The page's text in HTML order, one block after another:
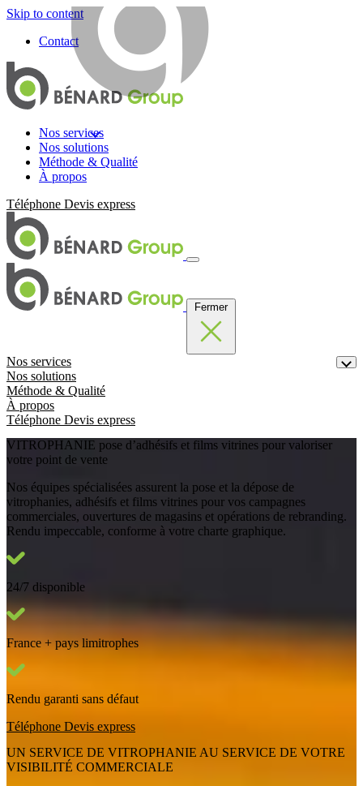
Skip to content
Contact
Nos services
Nos solutions
Méthode & Qualité
À propos
Téléphone Devis express
Fermer
Nos services
Nos solutions
Méthode & Qualité
À propos
Téléphone Devis express
VITROPHANIE pose d’adhésifs et films vitrines pour valoriser
votre point de vente
Nos équipes spécialisées assurent la pose et la dépose de
vitrophanies, adhésifs et films vitrines pour vos campagnes
commerciales, ouvertures de magasins et opérations de rebranding.
Rendu impeccable, conforme à votre charte graphique.
24/7 disponible
France + pays limitrophes
Rendu garanti sans défaut
Téléphone Devis express
UN SERVICE DE VITROPHANIE AU SERVICE DE VOTRE
VISIBILITÉ COMMERCIALE